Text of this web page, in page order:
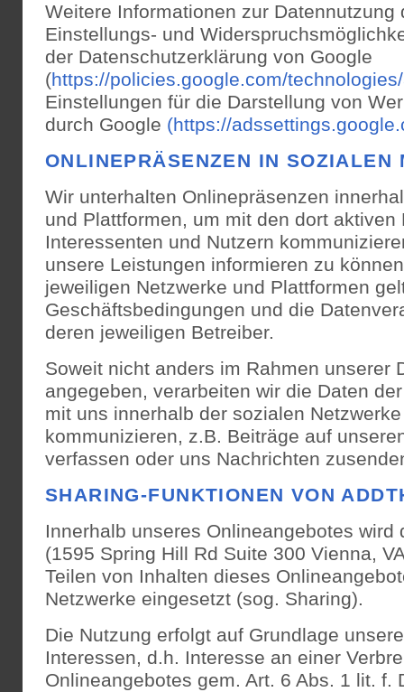
Weitere Informationen zur Datennutzung
Einstellungs- und
der Datenschutzerklärung von Google
(https://policies.google.com/
Einstellungen für die Darstellung von
durch Google (https://
ONLINEPRÄSENZEN IN SOZIALEN
Wir unterhalten Onlinepräsenzen
und Plattformen, um mit den dort aktiven
Interessenten und Nutzern
unsere Leistungen informieren zu
jeweiligen Netzwerke und Plattformen
Geschäftsbedingungen und die
deren jeweiligen Betreiber.
Soweit nicht anders im Rahmen unserer
angegeben, verarbeiten wir die Daten
mit uns innerhalb der sozialen
kommunizieren, z.B. Beiträge auf
verfassen oder uns Nachrichten
SHARING-FUNKTIONEN VON
Innerhalb unseres Onlineangebotes wird
(1595 Spring Hill Rd Suite 300 Vienna,
Teilen von Inhalten dieses
Netzwerke eingesetzt (sog. Sharing).
Die Nutzung erfolgt auf Grundlage
Interessen, d.h. Interesse an einer
Onlineangebotes gem. Art. 6 Abs. 1 lit. f.